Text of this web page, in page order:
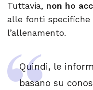
Tuttavia, non ho
alle fonti
l’allenamento.
Quindi, le
basano su